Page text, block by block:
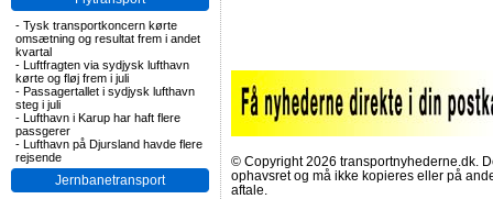
- Tysk transportkoncern kørte
omsætning og resultat frem i andet
kvartal
- Luftfragten via sydjysk lufthavn
kørte og fløj frem i juli
- Passagertallet i sydjysk lufthavn
steg i juli
- Lufthavn i Karup har haft flere
passgerer
- Lufthavn på Djursland havde flere
rejsende
Jernbanetransport
© Copyright 2026 transportnyhederne.dk.
ophavsret og må ikke kopieres eller på
aftale.